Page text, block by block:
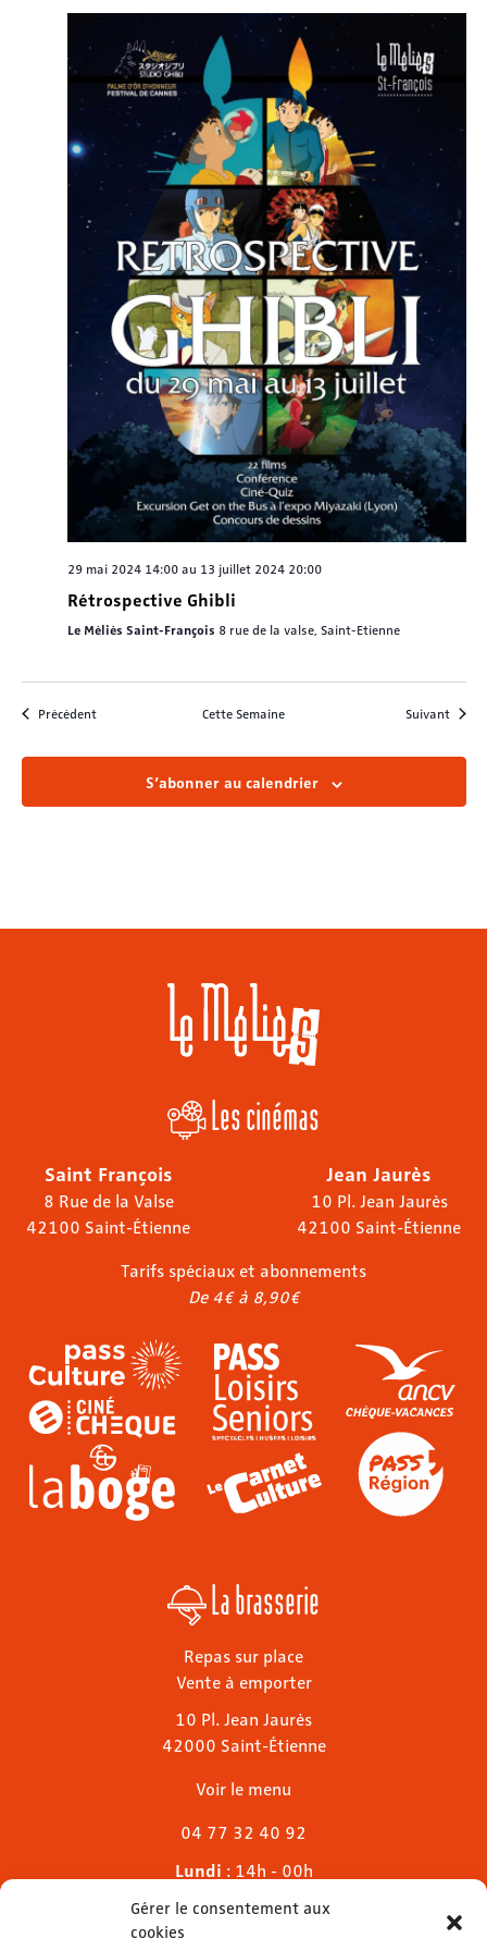
Gérer le consentement aux
cookies
29 mai 2024 14:00au 13 juillet 2024 20:00
Rétrospective Ghibli
Le Méliès Saint-François 8 rue de la valse, Saint-Etienne
Précédent Cette Semaine Suivant
S’abonner au calendrier
Les cinémas
Saint François
8 Rue de la Valse
42100 Saint-Étienne
Jean Jaurès
10 Pl. Jean Jaurès
42100 Saint-Étienne
Tarifs spéciaux et abonnements
De 4€ à 8,90€
La brasserie
Repas sur place
Vente à emporter
10 Pl. Jean Jaurès
42000 Saint-Étienne
Voir le menu
04 77 32 40 92
Lundi : 14h - 00h
Mardi & mercredi : 11h - 00h30
Jeudi